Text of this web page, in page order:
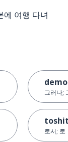
에 여행 다녀
demo
그러나;
로서; 로